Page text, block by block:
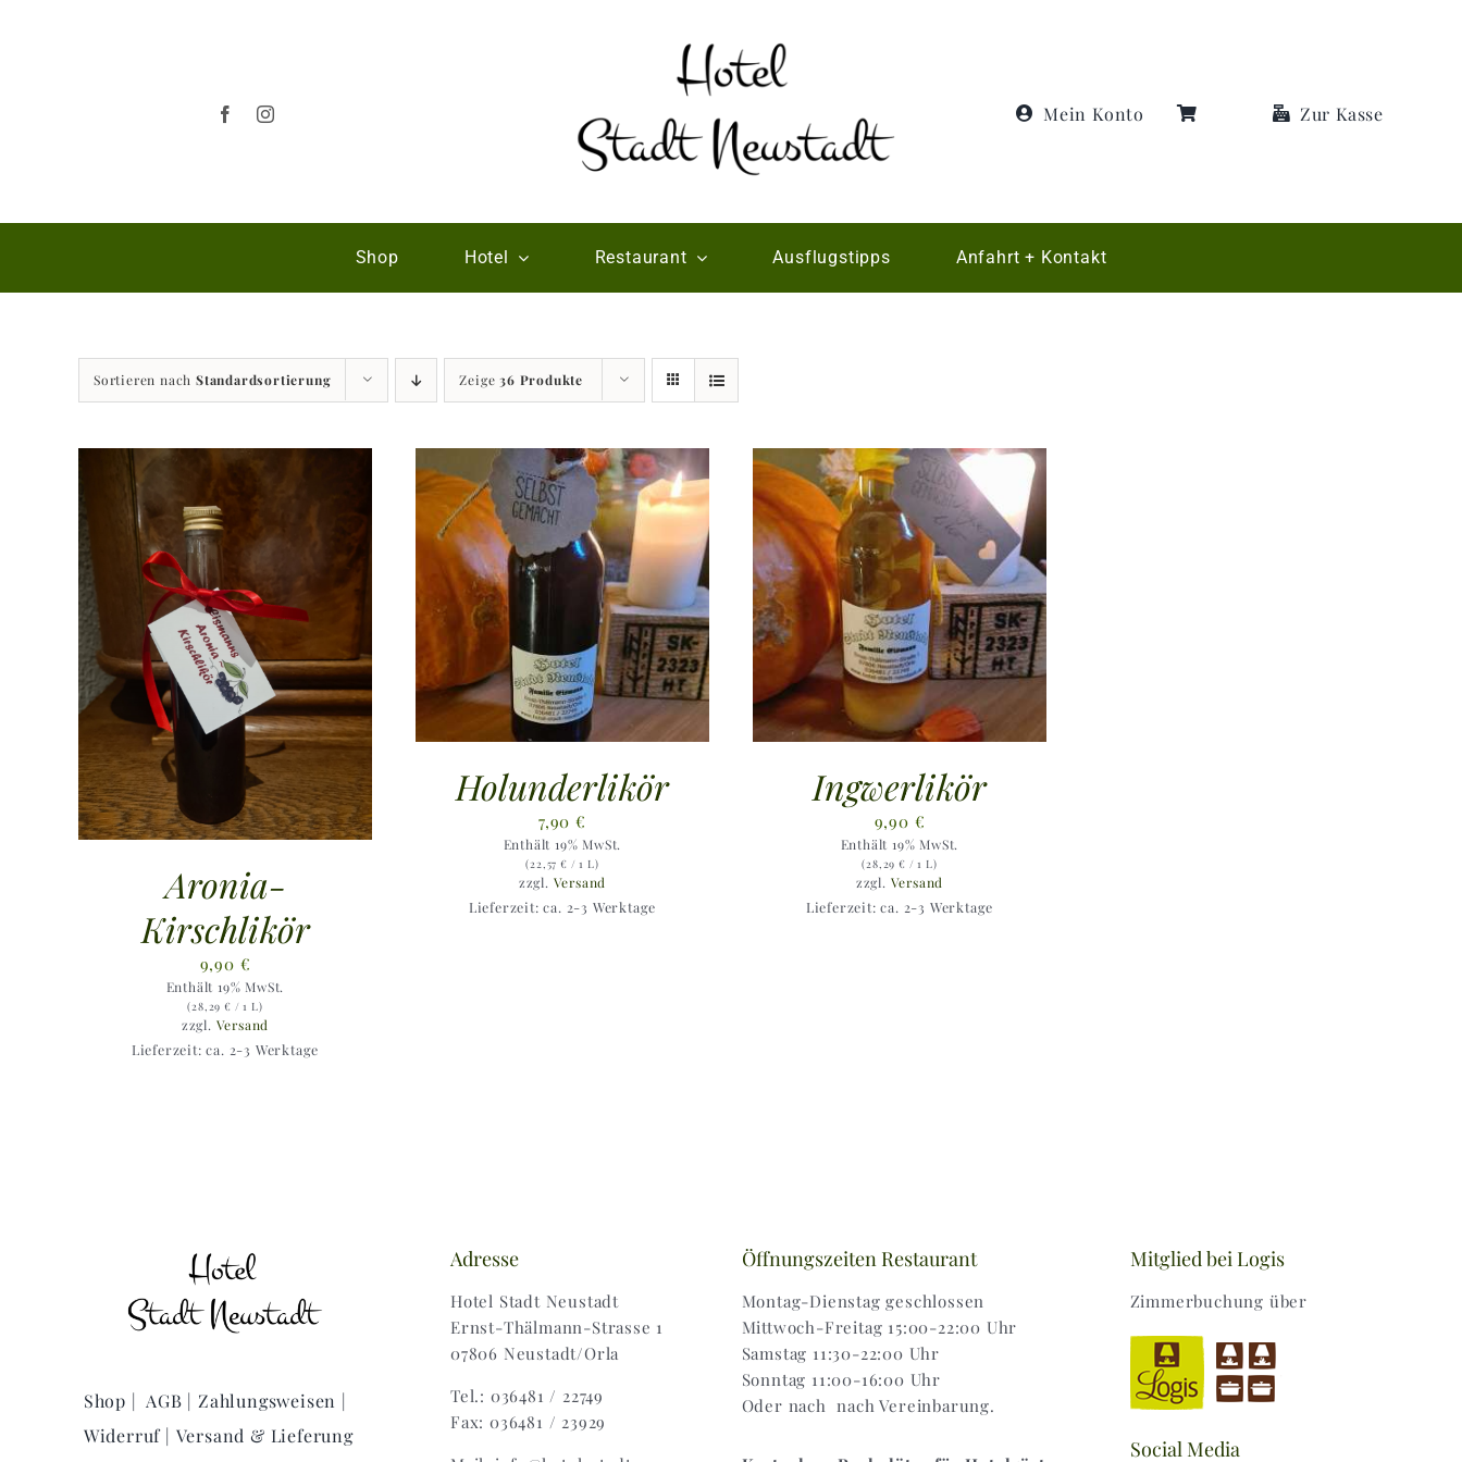
Mein Konto Zur Kasse
Shop Hotel Restaurant Ausflugstipps Anfahrt + Kontakt
Sortieren nach Standardsortierung Zeige36 Produkte
Aronia-
Kirschlikör
9,90 €
Enthält 19% MwSt.
(28,29€ / 1 L)
zzgl. Versand
Lieferzeit: ca. 2-3 Werktage
Holunderlikör
7,90€
Enthält 19% MwSt.
(22,57€ / 1 L)
zzgl. Versand
Lieferzeit: ca. 2-3 Werktage
Ingwerlikör
9,90 €
Enthält 19% MwSt.
(28,29€ / 1 L)
zzgl. Versand
Lieferzeit: ca. 2-3 Werktage
Shop | AGB | Zahlungsweisen |
Widerruf | Versand & Lieferung
Adresse
Hotel Stadt Neustadt
Ernst-Thälmann-Strasse 1
07806 Neustadt/Orla
Tel.: 036481 / 22749
Fax: 036481 / 23929
Öffnungszeiten Restaurant
Montag-Dienstag geschlossen
Mittwoch-Freitag 15:00-22:00 Uhr
Samstag 11:30-22:00 Uhr
Sonntag 11:00-16:00 Uhr
Oder nach nach Vereinbarung.
Mitglied bei Logis
Zimmerbuchung über
Social Media